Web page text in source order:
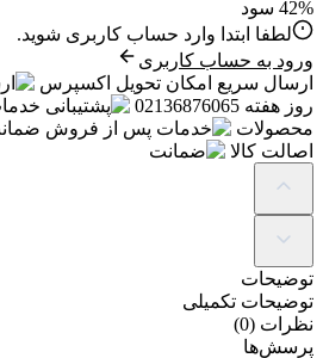
42% سود
لطفا ابتدا وارد حساب کاربری شوید.
ورود به حساب کاربری
ارسال سریع امکان تحویل اکسپرس
روز هفته 02136876065
محصولات
اصالت کالا
توضیحات
توضیحات تکمیلی
نظرات (0)
پرسش‌ها